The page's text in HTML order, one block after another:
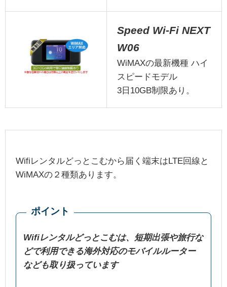
Speed Wi-Fi NEXT
W06
WiMAXの最新機種 ハイ
スピードモデル
3日10GB制限あり。
Wifiレンタルどっとこむから届く端末はLTE回線と
WiMAXの２種類あります。
ポイント
Wifiレンタルどっとこむは、短期出張や旅行な
どで利用できる海外対応のモバイルルーター
なども取り扱っています